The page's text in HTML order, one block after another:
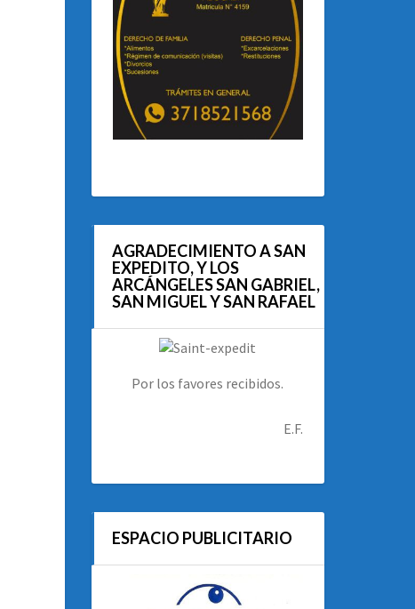
AGRADECIMIENTO A SAN
EXPEDITO, Y LOS
ARCÁNGELES SAN GABRIEL,
SAN MIGUEL Y SAN RAFAEL
Por los favores recibidos.
E.F.
ESPACIO PUBLICITARIO